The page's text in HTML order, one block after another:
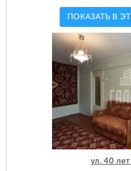
ПОКАЗАТЬ В
ул. 40